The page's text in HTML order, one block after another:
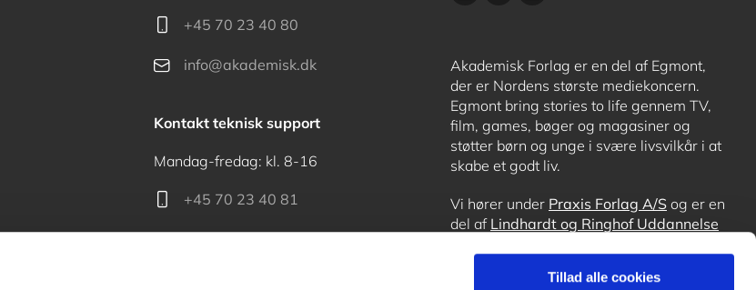
Tillad alle cookies
+45 70 23 40 80
info@akademisk.dk
Kontakt teknisk support
Mandag-fredag: kl. 8-16
+45 70 23 40 81
Akademisk Forlag er en del af Egmont,
der er Nordens største mediekoncern.
Egmont bring stories to life gennem TV,
film, games, bøger og magasiner og
støtter børn og unge i svære livsvilkår i at
skabe et godt liv.
Vi hører under Praxis Forlag A/S og er en
del af Lindhardt og Ringhof Uddannelse
OrdblindetræningogForstå.dk.